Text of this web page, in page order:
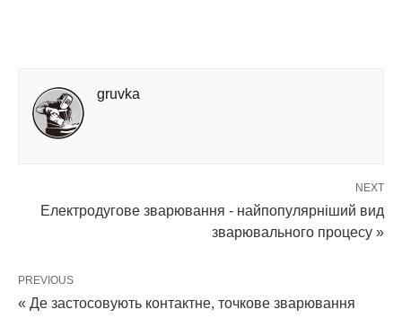
gruvka
NEXT
Електродугове зварювання - найпопулярніший вид
зварювального процесу »
PREVIOUS
« Де застосовують контактне, точкове зварювання